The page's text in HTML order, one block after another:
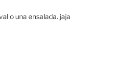
o una ensalada. jaja